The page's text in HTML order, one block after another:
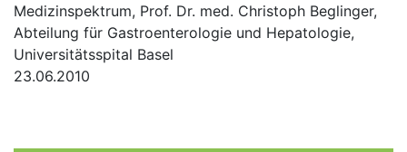
Medizinspektrum, Prof. Dr. med. Christoph Beglinger,
Abteilung für Gastroenterologie und Hepatologie,
Universitätsspital Basel
23.06.2010